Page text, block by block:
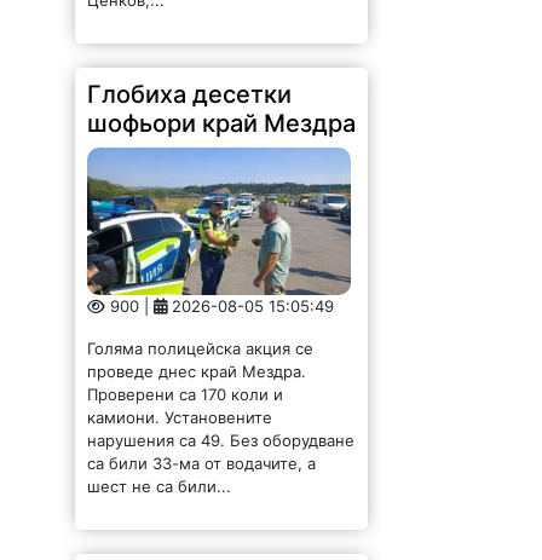
Глобиха десетки
шофьори край Мездра
900 | 2026-08-05 15:05:49
Голяма полицейска акция се
проведе днес край Мездра.
Проверени са 170 коли и
камиони. Установените
нарушения са 49. Без оборудване
са били 33-ма от водачите, а
шест не са били...